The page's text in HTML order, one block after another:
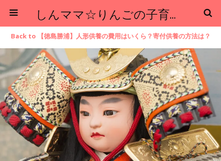
しんママ☆りんごの子育てブログ
Back to 【徳島勝浦】人形供養の費用はいくら？寄付供養の方法は？